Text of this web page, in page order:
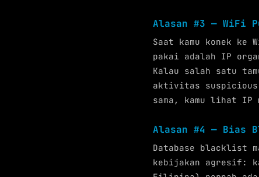
Alasan #3 — WiFi
Saat kamu konek
pakai adalah IP
Kalau salah satu
aktivitas
sama, kamu lihat IP
Alasan #4 — Bias
Database blacklist
kebijakan agresif: